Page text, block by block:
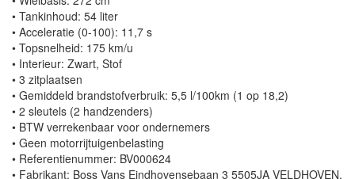
• Tankinhoud: 54 liter
• Acceleratie (0-100): 11,7 s
• Topsnelheid: 175 km/u
• Interieur: Zwart, Stof
• 3 zitplaatsen
• Gemiddeld brandstofverbruik: 5,5 l/100km (1 op 18,2)
• 2 sleutels (2 handzenders)
• BTW verrekenbaar voor ondernemers
• Geen motorrijtuigenbelasting
• Referentienummer: BV000624
• Fabrikant: Boss Vans Eindhovensebaan 3 5505JA VELDHOVEN,